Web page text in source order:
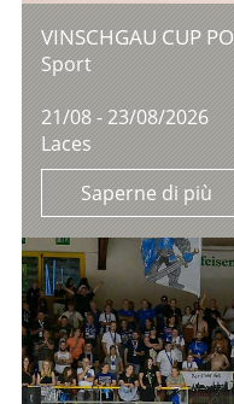
VINSCHGAU CUP
Sport
21/08 - 23/08/2026
Laces
Saperne di più